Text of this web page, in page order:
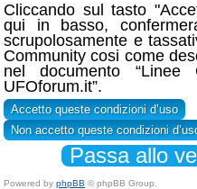
Cliccando sul tasto
qui in basso,
scrupolosamente e
Community cosi come
nel documento
UFOforum.it”.
Passa allo
Powered by phpBB © phpBB Group.